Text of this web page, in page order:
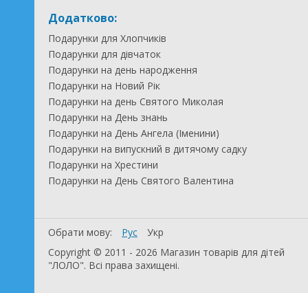
Додатково:
Подарунки для Хлопчиків
Подарунки для дівчаток
Подарунки на день народження
Подарунки на Новий Рік
Подарунки на день Святого Миколая
Подарунки на День знань
Подарунки на День Ангела (Іменини)
Подарунки на випускний в дитячому садку
Подарунки на Хрестини
Подарунки на День Святого Валентина
Обрати мову: Рус
Укр
Copyright © 2011 - 2026 Магазин товарів для дітей
"ЛОЛО". Всі права захищені.